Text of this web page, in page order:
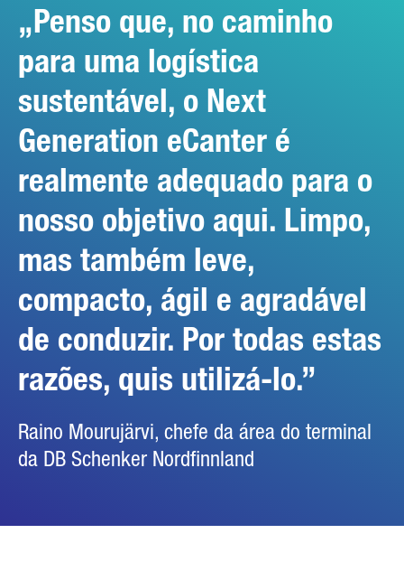
Penso que, no caminho
para uma logística
sustentável, o Next
Generation eCanter é
realmente adequado para o
nosso objetivo aqui. Limpo,
mas também leve,
compacto, ágil e agradável
de conduzir. Por todas estas
razões, quis utilizá-lo.
Raino Mourujärvi, chefe da área do terminal
da DB Schenker Nordfinnland